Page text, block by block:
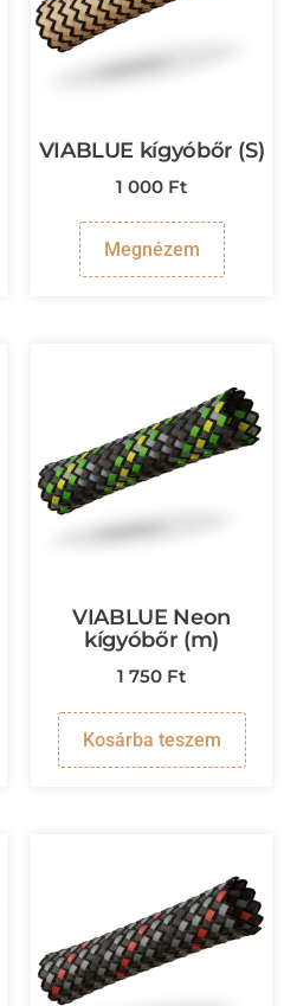
VIABLUE kígyóbőr (S)
1 000 Ft
Megnézem
VIABLUE Neon
kígyóbőr (m)
1 750 Ft
Kosárba teszem